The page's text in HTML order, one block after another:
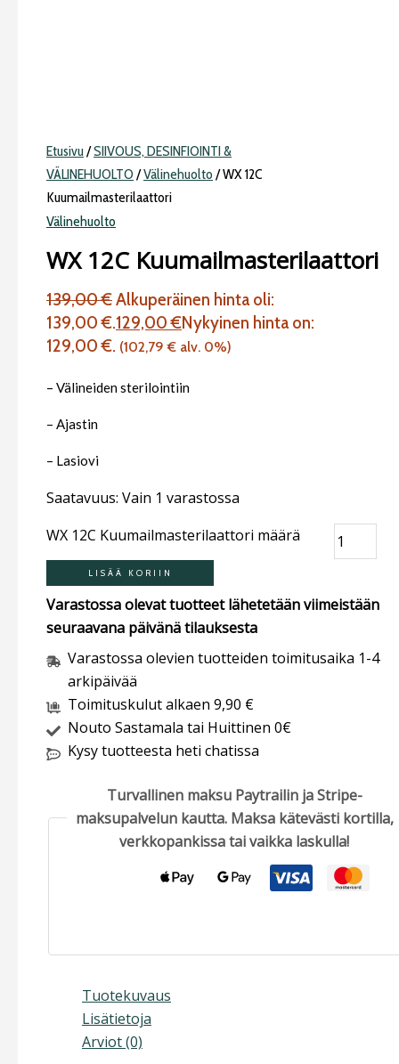
Etusivu/SIIVOUS, DESINFIOINTI &
VÄLINEHUOLTO /Välinehuolto / WX 12C
Kuumailmasterilaattori
Välinehuolto
WX 12C Kuumailmasterilaattori
139,00€Alkuperäinen hinta oli:
139,00 €.129,00€Nykyinen hinta on:
129,00 €. (102,79€ alv. 0%)
– Välineiden sterilointiin
– Ajastin
– Lasiovi
Saatavuus: Vain 1 varastossa
WX 12C Kuumailmasterilaattori määrä
LISÄÄ KORIIN
Varastossa olevat tuotteet lähetetään viimeistään
seuraavana päivänä tilauksesta
Varastossa olevien tuotteiden toimitusaika 1-4
arkipäivää
Toimituskulut alkaen 9,90 €
Nouto Sastamala tai Huittinen 0€
Kysy tuotteesta heti chatissa
Turvallinen maksu Paytrailin ja Stripe-
maksupalvelun kautta. Maksa kätevästi kortilla,
verkkopankissa tai vaikka laskulla!
Tuotekuvaus
Lisätietoja
Arviot (0)